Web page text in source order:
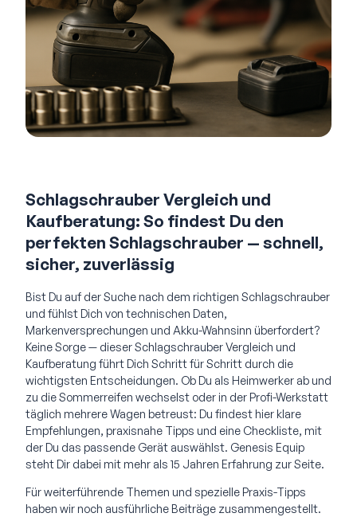
Schlagschrauber Vergleich und
Kaufberatung: So findest Du den
perfekten Schlagschrauber — schnell,
sicher, zuverlässig
Bist Du auf der Suche nach dem richtigen Schlagschrauber
und fühlst Dich von technischen Daten,
Markenversprechungen und Akku-Wahnsinn überfordert?
Keine Sorge — dieser Schlagschrauber Vergleich und
Kaufberatung führt Dich Schritt für Schritt durch die
wichtigsten Entscheidungen. Ob Du als Heimwerker ab und
zu die Sommerreifen wechselst oder in der Profi-Werkstatt
täglich mehrere Wagen betreust: Du findest hier klare
Empfehlungen, praxisnahe Tipps und eine Checkliste, mit
der Du das passende Gerät auswählst. Genesis Equip
steht Dir dabei mit mehr als 15 Jahren Erfahrung zur Seite.
Für weiterführende Themen und spezielle Praxis-Tipps
haben wir noch ausführliche Beiträge zusammengestellt.